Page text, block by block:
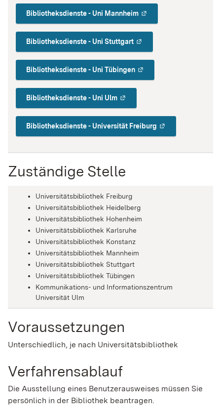
Bibliotheksdienste - Uni Mannheim
Bibliotheksdienste - Uni Stuttgart
Bibliotheksdienste - Uni Tübingen
Bibliotheksdienste - Uni Ulm
Bibliotheksdienste - Universität Freiburg
Zuständige Stelle
Universitätsbibliothek Freiburg
Universitätsbibliothek Heidelberg
Universitätsbibliothek Hohenheim
Universitätsbibliothek Karlsruhe
Universitätsbibliothek Konstanz
Universitätsbibliothek Mannheim
Universitätsbibliothek Stuttgart
Universitätsbibliothek Tübingen
Kommunikations- und Informationszentrum
Universität Ulm
Voraussetzungen
Unterschiedlich, je nach Universitätsbibliothek
Verfahrensablauf
Die Ausstellung eines Benutzerausweises müssen Sie
persönlich in der Bibliothek beantragen.